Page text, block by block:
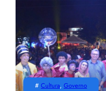
# Cultura, Governo